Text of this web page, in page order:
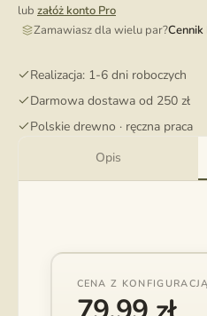
lub załóż konto Pro
Zamawiasz dla wielu par?Cennik
Realizacja: 1-6 dni roboczych
Darmowa dostawa od 250 zł
Polskie drewno · ręczna praca
Opis
CENA Z KONFIGURACJĄ